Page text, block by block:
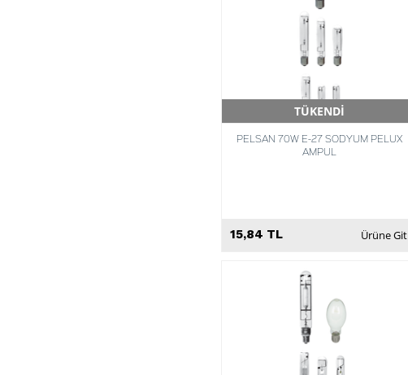
TÜKENDİ
Hızlı Teslimat
PELSAN 70W E-27 SODYUM PELUX
AMPUL
15,84 TL Ürüne Git